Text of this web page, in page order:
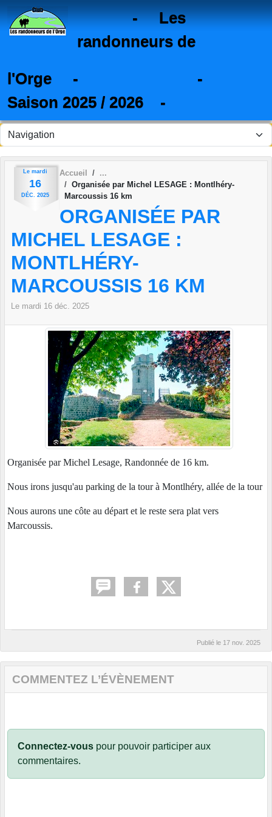
- Les
randonneurs de
l'Orge - -
Saison 2025 / 2026 -
Le mardi
16
DÉC. 2025
Accueil
Organisée par Michel LESAGE : Montlhéry-
Marcoussis 16 km
ORGANISÉE PAR
MICHEL LESAGE :
MONTLHÉRY-
MARCOUSSIS 16 KM
Le mardi 16 déc. 2025
Organisée par Michel Lesage, Randonnée de 16 km.
Nous irons jusqu'au parking de la tour à Montlhéry, allée de la tour
Nous aurons une côte au départ et le reste sera plat vers
Marcoussis.
Publié le 17 nov. 2025
COMMENTEZ L’ÉVÈNEMENT
Connectez-vous pour pouvoir participer aux
commentaires.
Panneau de gestion des cookies